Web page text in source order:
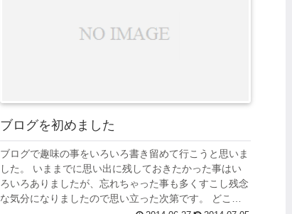
ブログを初めました
ブログで趣味の事をいろいろ書き留めて行こうと思いま
した。 いままでに思い出に残しておきたかった事はい
ろいろありましたが、忘れちゃった事も多くすこし残念
な気分になりましたので思い立った次第です。 どこそ